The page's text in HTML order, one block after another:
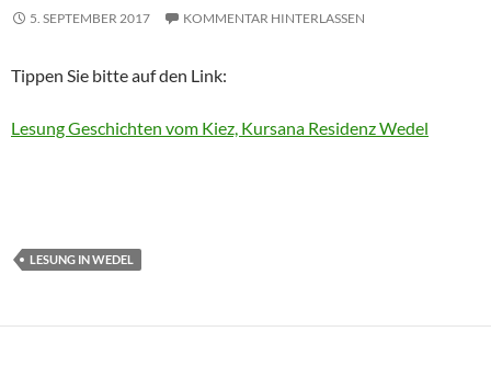
5. SEPTEMBER 2017 KOMMENTAR HINTERLASSEN
Tippen Sie bitte auf den Link:
Lesung Geschichten vom Kiez, Kursana Residenz Wedel
LESUNG IN WEDEL